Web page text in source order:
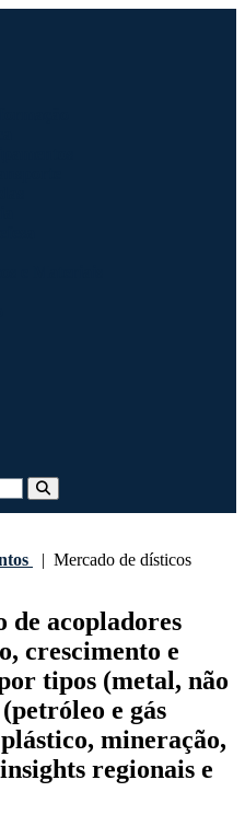
| Mercado de dísticos
de acopladores
crescimento e
tipos (metal, não
e gás
mineração,
regionais e